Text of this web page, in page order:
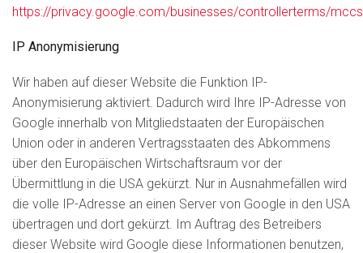
https://privacy.google.com/businesses/controllerterms/
IP Anonymisierung
Wir haben auf dieser Website die Funktion IP-
Anonymisierung aktiviert. Dadurch wird Ihre IP-Adresse von
Google innerhalb von Mitgliedstaaten der Europäischen
Union oder in anderen Vertragsstaaten des Abkommens
über den Europäischen Wirtschaftsraum vor der
Übermittlung in die USA gekürzt. Nur in Ausnahmefällen wird
die volle IP-Adresse an einen Server von Google in den USA
übertragen und dort gekürzt. Im Auftrag des Betreibers
dieser Website wird Google diese Informationen benutzen,